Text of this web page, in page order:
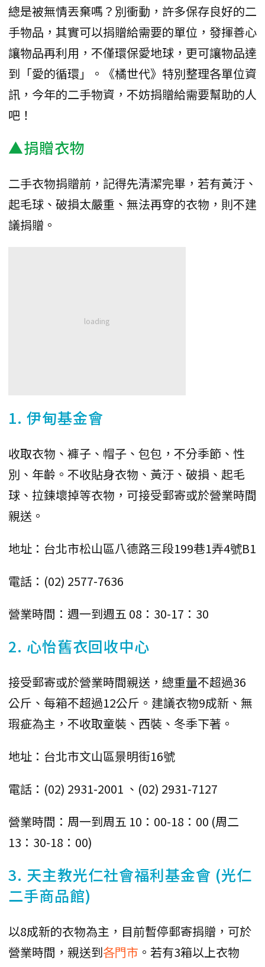
總是被無情丟棄嗎？別衝動，許多保存良好的二
手物品，其實可以捐贈給需要的單位，發揮善心
讓物品再利用，不僅環保愛地球，更可讓物品達
到「愛的循環」。《橘世代》特別整理各單位資
訊，今年的二手物資，不妨捐贈給需要幫助的人
吧！
▲捐贈衣物
二手衣物捐贈前，記得先清潔完畢，若有黃汙、
起毛球、破損太嚴重、無法再穿的衣物，則不建
議捐贈。
1. 伊甸基金會
收取衣物、褲子、帽子、包包，不分季節、性
別、年齡。不收貼身衣物、黃汙、破損、起毛
球、拉鍊壞掉等衣物，可接受郵寄或於營業時間
親送。
地址：台北市松山區八德路三段199巷1弄4號B1
電話：(02) 2577-7636
營業時間：週一到週五 08：30-17：30
2. 心怡舊衣回收中心
接受郵寄或於營業時間親送，總重量不超過36
公斤、每箱不超過12公斤。建議衣物9成新、無
瑕疵為主，不收取童裝、西裝、冬季下著。
地址：台北市文山區景明街16號
電話：(02) 2931-2001 、(02) 2931-7127
營業時間：周一到周五 10：00-18：00 (周二
13：30-18：00)
3. 天主教光仁社會福利基金會 (光仁
二手商品館)
以8成新的衣物為主，目前暫停郵寄捐贈，可於
營業時間，親送到各門市 。若有3箱以上衣物